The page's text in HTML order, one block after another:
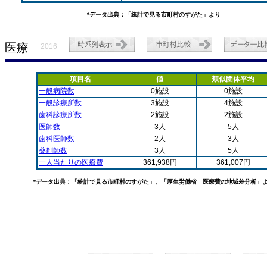
*データ出典：「統計で見る市町村のすがた」より
医療 2016
項目名 値
類似団体平均
一般病院数
0施設
0施設
一般診療所数
3施設
4施設
歯科診療所数
2施設
2施設
医師数
3人
5人
歯科医師数
2人
3人
薬剤師数
3人
5人
一人当たりの医療費
361,938円 361,007円
*データ出典：「統計で見る市町村のすがた」、「厚生労働省 医療費の地域差分析」